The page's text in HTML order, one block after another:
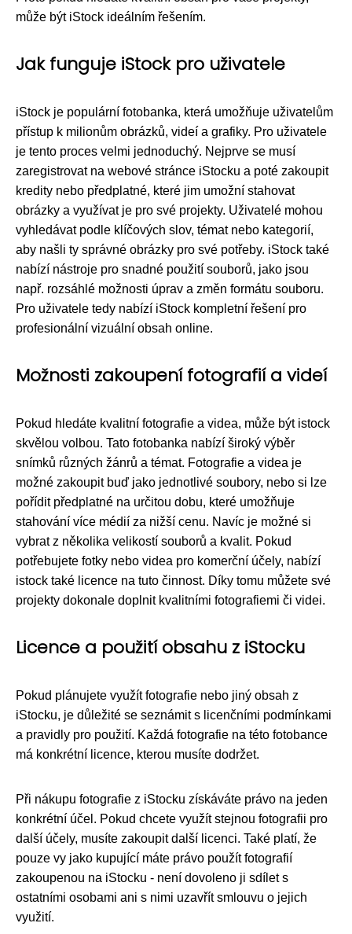
může být iStock ideálním řešením.
Jak funguje iStock pro uživatele
iStock je populární fotobanka, která umožňuje uživatelům
přístup k milionům obrázků, videí a grafiky. Pro uživatele
je tento proces velmi jednoduchý. Nejprve se musí
zaregistrovat na webové stránce iStocku a poté zakoupit
kredity nebo předplatné, které jim umožní stahovat
obrázky a využívat je pro své projekty. Uživatelé mohou
vyhledávat podle klíčových slov, témat nebo kategorií,
aby našli ty správné obrázky pro své potřeby. iStock také
nabízí nástroje pro snadné použití souborů, jako jsou
např. rozsáhlé možnosti úprav a změn formátu souboru.
Pro uživatele tedy nabízí iStock kompletní řešení pro
profesionální vizuální obsah online.
Možnosti zakoupení fotografií a videí
Pokud hledáte kvalitní fotografie a videa, může být istock
skvělou volbou. Tato fotobanka nabízí široký výběr
snímků různých žánrů a témat. Fotografie a videa je
možné zakoupit buď jako jednotlivé soubory, nebo si lze
pořídit předplatné na určitou dobu, které umožňuje
stahování více médií za nižší cenu. Navíc je možné si
vybrat z několika velikostí souborů a kvalit. Pokud
potřebujete fotky nebo videa pro komerční účely, nabízí
istock také licence na tuto činnost. Díky tomu můžete své
projekty dokonale doplnit kvalitními fotografiemi či videi.
Licence a použití obsahu z iStocku
Pokud plánujete využít fotografie nebo jiný obsah z
iStocku, je důležité se seznámit s licenčními podmínkami
a pravidly pro použití. Každá fotografie na této fotobance
má konkrétní licence, kterou musíte dodržet.
Při nákupu fotografie z iStocku získáváte právo na jeden
konkrétní účel. Pokud chcete využít stejnou fotografii pro
další účely, musíte zakoupit další licenci. Také platí, že
pouze vy jako kupující máte právo použít fotografií
zakoupenou na iStocku - není dovoleno ji sdílet s
ostatními osobami ani s nimi uzavřít smlouvu o jejich
využití.